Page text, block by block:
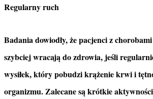
Regularny ruch
Badania dowiodły, że pacjenci z
szybciej wracają do zdrowia, jeśli
wysiłek, który pobudzi krążenie krwi i
organizmu. Zalecane są krótkie